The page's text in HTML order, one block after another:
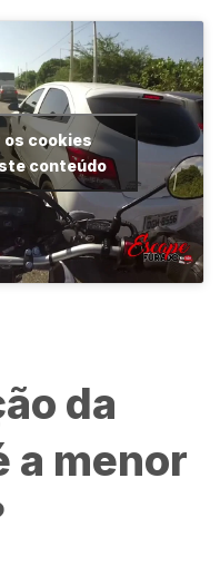
os cookies
conteúdo
da
a menor